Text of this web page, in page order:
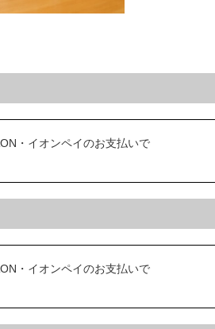
・イオンペイのお支払いで
・イオンペイのお支払いで